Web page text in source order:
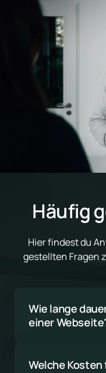
Häufig
Hier findest du
gestellten Fragen
Wie lange
einer
Webseite kann in
Welche